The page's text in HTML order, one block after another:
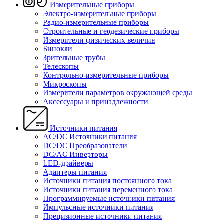
Измерительные приборы
Электро-измерительные приборы
Радио-измерительные приборы
Строительные и геодезические приборы
Измерители физических величин
Бинокли
Зрительные трубы
Телескопы
Контрольно-измерительные приборы
Микроскопы
Измерители параметров окружающей среды
Аксессуары и принадлежности
Источники питания
AC/DC Источники питания
DC/DC Преобразователи
DC/AC Инверторы
LED-драйверы
Адаптеры питания
Источники питания постоянного тока
Источники питания переменного тока
Программируемые источники питания
Импульсные источники питания
Прецизионные источники питания